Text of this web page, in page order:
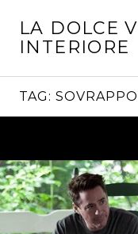
contenuto
LA DOLCE
INTERIORE
TAG: